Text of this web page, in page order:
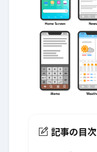
記事の目次